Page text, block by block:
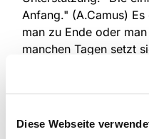
Diese Webseite
Anfang." (A.Camus)
man zu Ende oder
manchen Tagen setzt
will nicht so recht
die Suche nach einer
sie einladen das